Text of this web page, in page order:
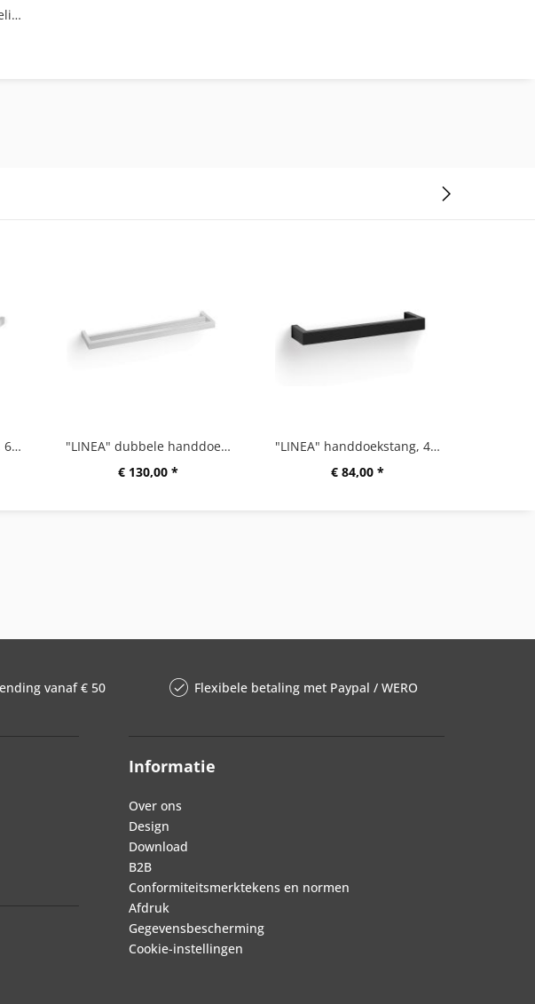
"ZACK MOUNT" montagelijm, 6 g
"LINEA" handdoekstang, 61,5 cm
"LINEA" dubbele handdoekstang
€ 130,00 *
"LINEA" handdoekstang, 46,5 cm
€ 84,00 *
vanaf € 50 Flexibele betaling met Paypal / WERO
Informatie
Over ons
Design
Download
B2B
Conformiteitsmerktekens en normen
Afdruk
Gegevensbescherming
Cookie-instellingen